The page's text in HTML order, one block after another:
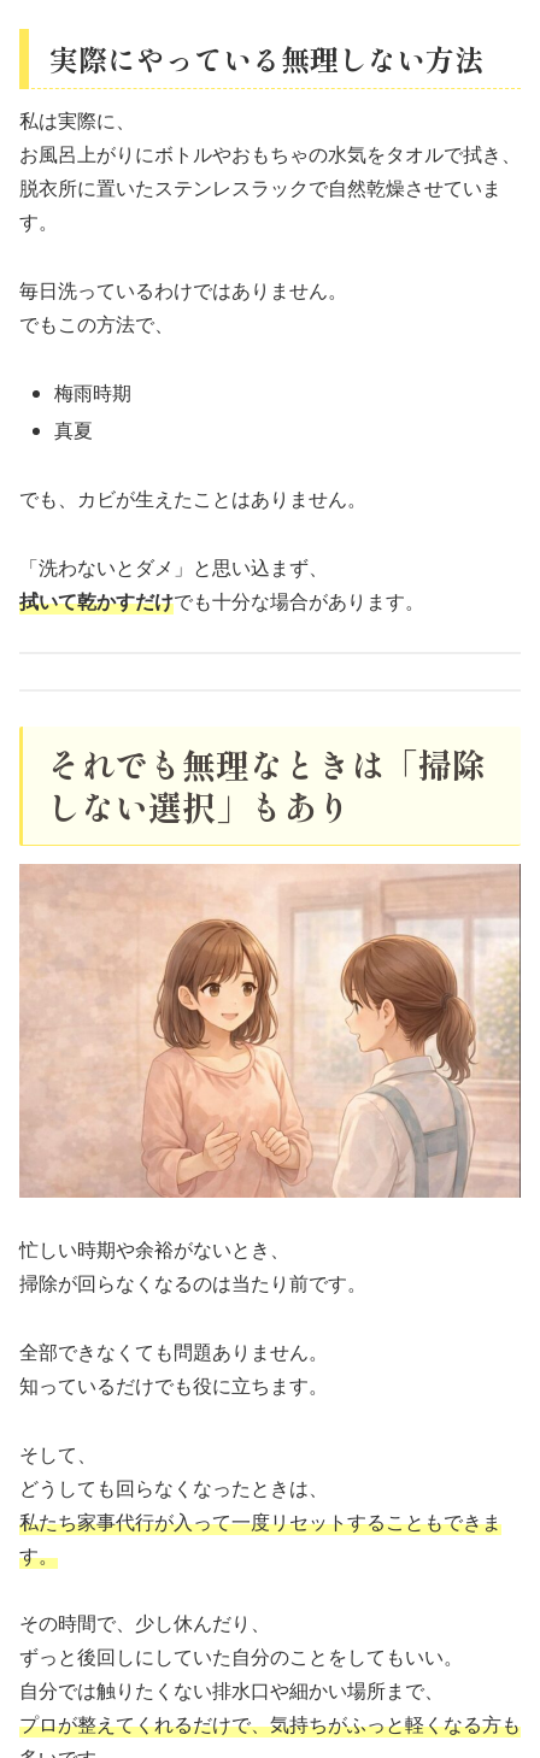
実際にやっている無理しない方法
私は実際に、
お風呂上がりにボトルやおもちゃの水気をタオルで拭き、
脱衣所に置いたステンレスラックで自然乾燥させていま
す。
毎日洗っているわけではありません。
でもこの方法で、
梅雨時期
真夏
でも、カビが生えたことはありません。
「洗わないとダメ」と思い込まず、
拭いて乾かすだけでも十分な場合があります。
それでも無理なときは「掃除
しない選択」もあり
忙しい時期や余裕がないとき、
掃除が回らなくなるのは当たり前です。
全部できなくても問題ありません。
知っているだけでも役に立ちます。
そして、
どうしても回らなくなったときは、
私たち家事代行が入って一度リセットすることもできま
す。
その時間で、少し休んだり、
ずっと後回しにしていた自分のことをしてもいい。
自分では触りたくない排水口や細かい場所まで、
プロが整えてくれるだけで、気持ちがふっと軽くなる方も